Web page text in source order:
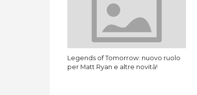
Legends of Tomorrow: nuovo ruolo
per Matt Ryan e altre novità!